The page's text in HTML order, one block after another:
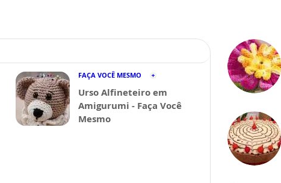
FAÇA VOCÊ MESMO
Urso Alfineteiro em
Amigurumi - Faça Você
Mesmo